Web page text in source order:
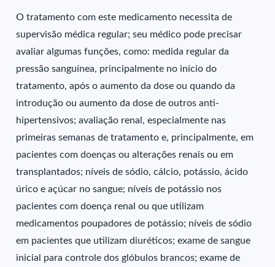
O tratamento com este medicamento necessita de
supervisão médica regular; seu médico pode precisar
avaliar algumas funções, como: medida regular da
pressão sanguínea, principalmente no início do
tratamento, após o aumento da dose ou quando da
introdução ou aumento da dose de outros anti-
hipertensivos; avaliação renal, especialmente nas
primeiras semanas de tratamento e, principalmente, em
pacientes com doenças ou alterações renais ou em
transplantados; níveis de sódio, cálcio, potássio, ácido
úrico e açúcar no sangue; níveis de potássio nos
pacientes com doença renal ou que utilizam
medicamentos poupadores de potássio; níveis de sódio
em pacientes que utilizam diuréticos; exame de sangue
inicial para controle dos glóbulos brancos; exame de